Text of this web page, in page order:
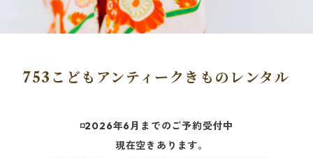
753こどもアンティークきものレンタル
◽️2026年6月までのご予約受付中
現在空きあります。